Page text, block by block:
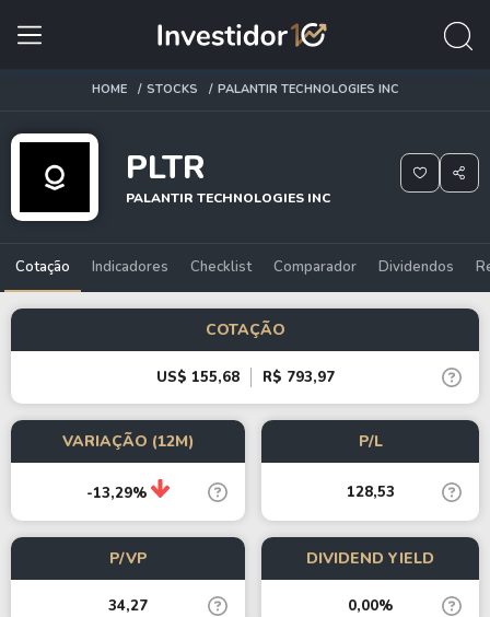
HOME STOCKS PALANTIR TECHNOLOGIES INC
PLTR
PALANTIR TECHNOLOGIES INC
Cotação Indicadores Checklist Comparador Dividendos
COTAÇÃO
US$ 155,68 R$ 793,97
VARIAÇÃO (12M)
-13,29%
P/L
128,53
P/VP
34,27
DIVIDEND YIELD
0,00%